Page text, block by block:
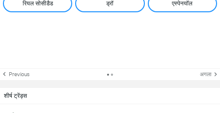
रियल सोसीडैड ड्रॉ एस्पेनयॉल
Previous अगला
शीर्ष ट्रेंड्स